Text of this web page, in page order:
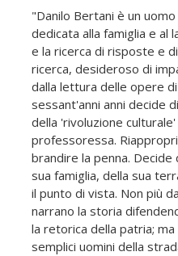
"Danilo Bertani è un
dedicata alla famiglia e al
e la ricerca di risposte e
ricerca, desideroso di
dalla lettura delle opere
sessant'anni anni decide
della 'rivoluzione
professoressa.
brandire la penna.
sua famiglia, della sua
il punto di vista. Non più
narrano la storia
la retorica della patria;
semplici uomini della